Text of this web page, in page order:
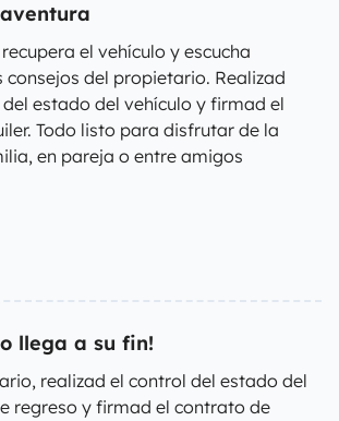
el vehículo y escucha
del propietario. Realizad
estado del vehículo y firmad el
Todo listo para disfrutar de la
en pareja o entre amigos
llega a su fin!
realizad el control del estado del
regreso y firmad el contrato de